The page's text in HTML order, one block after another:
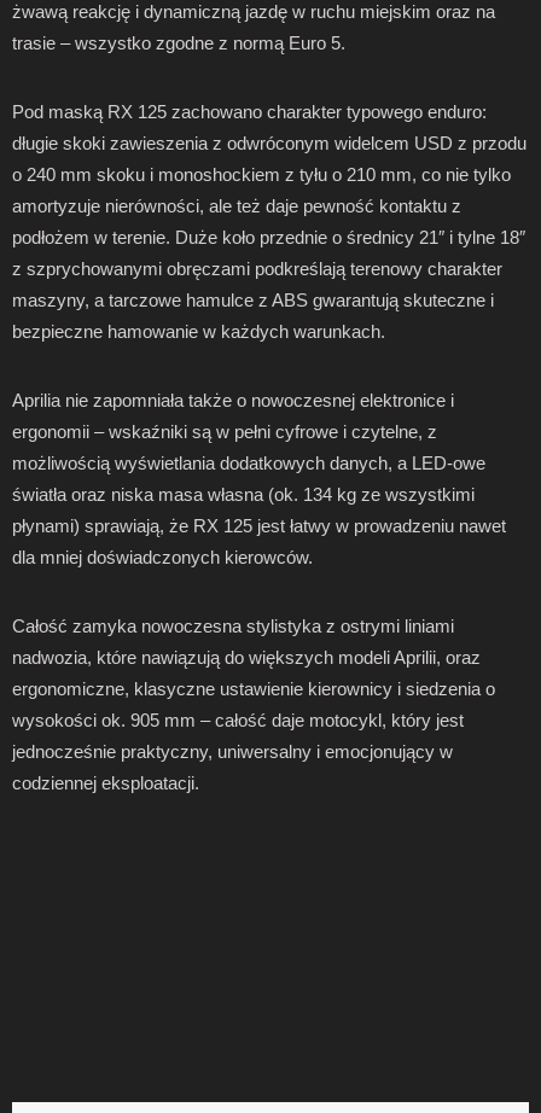
żwawą reakcję i dynamiczną jazdę w ruchu miejskim oraz na
trasie – wszystko zgodne z normą Euro 5.
Pod maską RX 125 zachowano charakter typowego enduro:
długie skoki zawieszenia z odwróconym widelcem USD z przodu
o 240 mm skoku i monoshockiem z tyłu o 210 mm, co nie tylko
amortyzuje nierówności, ale też daje pewność kontaktu z
podłożem w terenie. Duże koło przednie o średnicy 21″ i tylne 18″
z szprychowanymi obręczami podkreślają terenowy charakter
maszyny, a tarczowe hamulce z ABS gwarantują skuteczne i
bezpieczne hamowanie w każdych warunkach.
Aprilia nie zapomniała także o nowoczesnej elektronice i
ergonomii – wskaźniki są w pełni cyfrowe i czytelne, z
możliwością wyświetlania dodatkowych danych, a LED-owe
światła oraz niska masa własna (ok. 134 kg ze wszystkimi
płynami) sprawiają, że RX 125 jest łatwy w prowadzeniu nawet
dla mniej doświadczonych kierowców.
Całość zamyka nowoczesna stylistyka z ostrymi liniami
nadwozia, które nawiązują do większych modeli Aprilii, oraz
ergonomiczne, klasyczne ustawienie kierownicy i siedzenia o
wysokości ok. 905 mm – całość daje motocykl, który jest
jednocześnie praktyczny, uniwersalny i emocjonujący w
codziennej eksploatacji.